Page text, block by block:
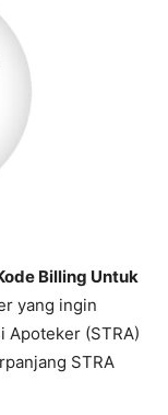
Billing Untuk
yang ingin
Apoteker (STRA)
STRA